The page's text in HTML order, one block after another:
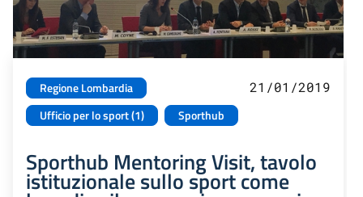
Regione Lombardia
Ufficio per lo sport (1)
Sporthub
21/01/2019
Sporthub Mentoring Visit, tavolo
istituzionale sullo sport come